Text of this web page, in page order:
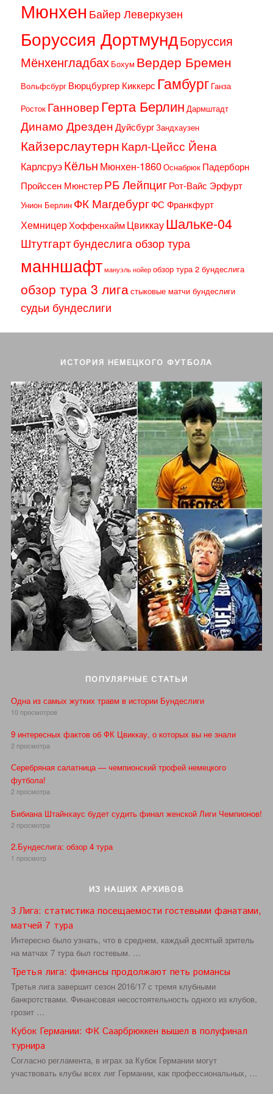
Мюнхен Байер Леверкузен
Боруссия ДортмундБоруссия
Мёнхенгладбах Бохум Вердер Бремен
Вольфсбург Вюрцбургер Киккерс Гамбург Ганза
Росток ГанноверГерта Берлин Дармштадт
Динамо ДрезденДуйсбургЗандхаузен
КайзерслаутернКарл-Цейсс Йена
КарлсруэКёльн Мюнхен-1860Оснабрюк Падерборн
Пройссен МюнстерРБ ЛейпцигРот-Вайс Эрфурт
Унион Берлин ФК МагдебургФС Франкфурт
ХемницерХоффенхаймЦвиккауШальке-04
Штутгартбундеслига обзор тура
манншафт мануэль нойер обзор тура 2 бундеслига
обзор тура 3 лигастыковые матчи бундеслиги
судьи бундеслиги
ИСТОРИЯ НЕМЕЦКОГО ФУТБОЛА
ПОПУЛЯРНЫЕ СТАТЬИ
Одна из самых жутких травм в истории Бундеслиги
10 просмотров
9 интересных фактов об ФК Цвиккау, о которых вы не знали
2 просмотра
Серебряная салатница — чемпионский трофей немецкого
футбола!
2 просмотра
Бибиана Штайнхаус будет судить финал женской Лиги Чемпионов!
2 просмотра
2.Бундеслига: обзор 4 тура
1 просмотр
ИЗ НАШИХ АРХИВОВ
3 Лига: статистика посещаемости гостевыми фанатами,
матчей 7 тура
Интересно было узнать, что в среднем, каждый десятый зритель
на матчах 7 тура был гостевым. …
Третья лига: финансы продолжают петь романсы
Третья лига завершит сезон 2016/17 с тремя клубными
банкротствами. Финансовая несостоятельность одного из клубов,
грозит …
Кубок Германии: ФК Саарбрюккен вышел в полуфинал
турнира
Согласно регламента, в играх за Кубок Германии могут
участвовать клубы всех лиг Германии, как профессиональных, …